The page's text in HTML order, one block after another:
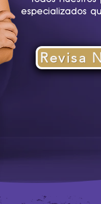
especializados
Revisa